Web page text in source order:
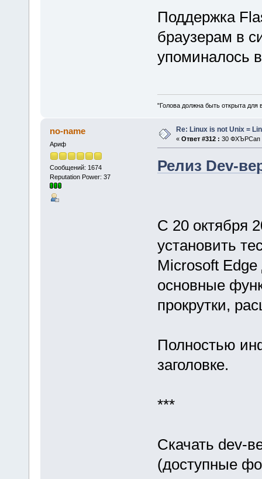
Поддержка
браузерам в
упоминалось
"Голова должна быть открыта
no-name
Ариф
Сообщений: 1674
Reputation Power: 37
Re: Linux is not Unix =
« Ответ #312 : 30 ФХЪРСап
Релиз Dev-
С 20 октября
установить
Microsoft
основные
прокрутки,
Полностью
заголовке.
***
Скачать dev-
(доступные